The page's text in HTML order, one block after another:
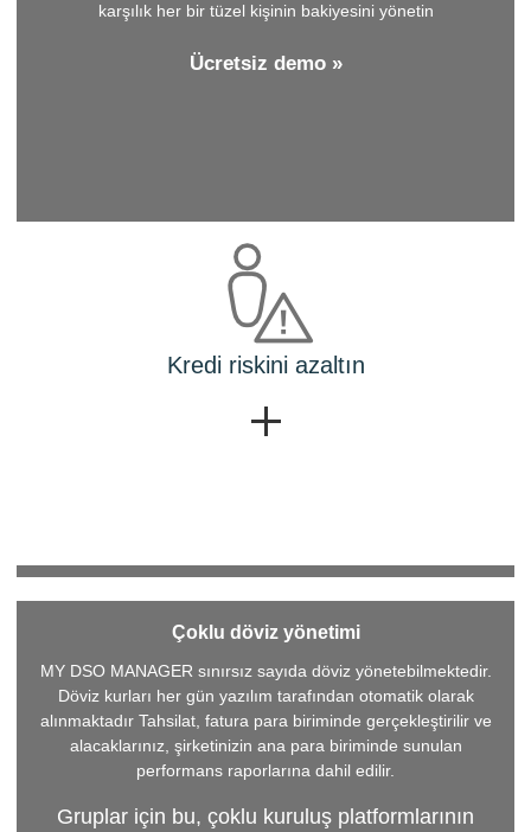
karşılık her bir tüzel kişinin bakiyesini yönetin
Ücretsiz demo »
Kredi riskini azaltın
Çoklu döviz yönetimi
MY DSO MANAGER sınırsız sayıda döviz yönetebilmektedir.
Döviz kurları her gün yazılım tarafından otomatik olarak
alınmaktadır Tahsilat, fatura para biriminde gerçekleştirilir ve
alacaklarınız, şirketinizin ana para biriminde sunulan
performans raporlarına dahil edilir.
Gruplar için bu, çoklu kuruluş platformlarının